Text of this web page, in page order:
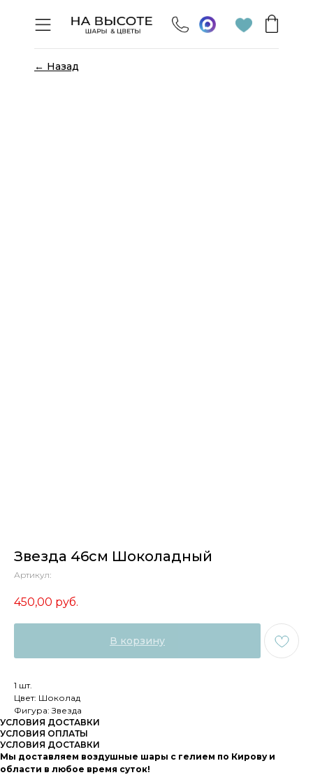
← Назад
Звезда 46см Шоколадный
Артикул:
450,00 руб.
В корзину
1 шт.
Цвет: Шоколад
Фигура: Звезда
УСЛОВИЯ ДОСТАВКИ
УСЛОВИЯ ОПЛАТЫ
УСЛОВИЯ ДОСТАВКИ
Мы доставляем воздушные шары с гелием по Кирову и
области в любое время суток!